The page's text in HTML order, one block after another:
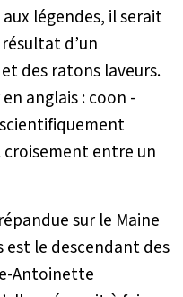
légendes, il serait
d’un
des ratons laveurs.
anglais : coon -
entre un
sur le Maine
est le descendant des
Antoinette